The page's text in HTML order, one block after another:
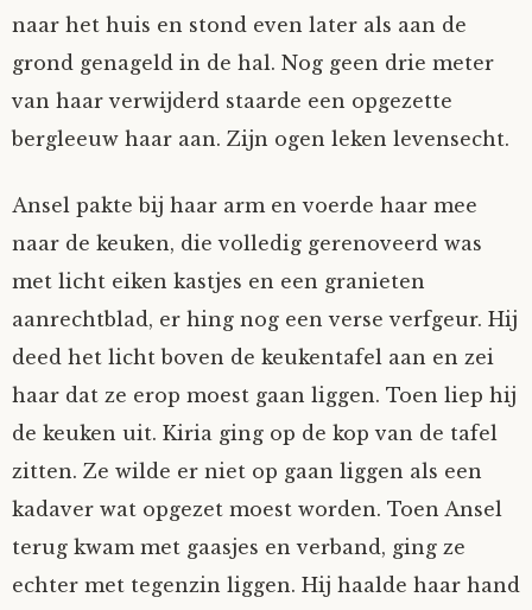
naar het huis en stond even later als aan de
grond genageld in de hal. Nog geen drie meter
van haar verwijderd staarde een opgezette
bergleeuw haar aan. Zijn ogen leken levensecht.
Ansel pakte bij haar arm en voerde haar mee
naar de keuken, die volledig gerenoveerd was
met licht eiken kastjes en een granieten
aanrechtblad, er hing nog een verse verfgeur. Hij
deed het licht boven de keukentafel aan en zei
haar dat ze erop moest gaan liggen. Toen liep hij
de keuken uit. Kiria ging op de kop van de tafel
zitten. Ze wilde er niet op gaan liggen als een
kadaver wat opgezet moest worden. Toen Ansel
terug kwam met gaasjes en verband, ging ze
echter met tegenzin liggen. Hij haalde haar hand